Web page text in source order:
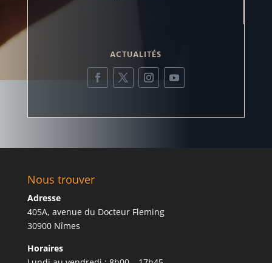
ACTUALITÉS
Nous trouver
Adresse
405A, avenue du Docteur Fleming
30900 Nîmes
Horaires